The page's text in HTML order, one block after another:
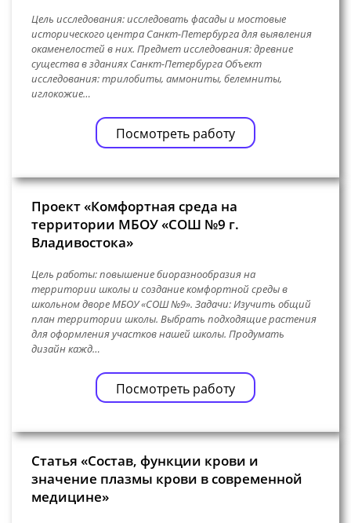
Цель исследования: исследовать фасады и мостовые
исторического центра Санкт-Петербурга для выявления
окаменелостей в них. Предмет исследования: древние
существа в зданиях Санкт-Петербурга Объект
исследования: трилобиты, аммониты, белемниты,
иглокожие…
Посмотреть работу
Проект «Комфортная среда на
территории МБОУ «СОШ №9 г.
Владивостока»
Цель работы: повышение биоразнообразия на
территории школы и создание комфортной среды в
школьном дворе МБОУ «СОШ №9». Задачи: Изучить общий
план территории школы. Выбрать подходящие растения
для оформления участков нашей школы. Продумать
дизайн кажд…
Посмотреть работу
Статья «Состав, функции крови и
значение плазмы крови в современной
медицине»